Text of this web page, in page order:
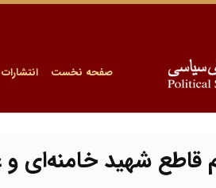
صفحه نخست انتشارات
شهید خامنه‌ای و